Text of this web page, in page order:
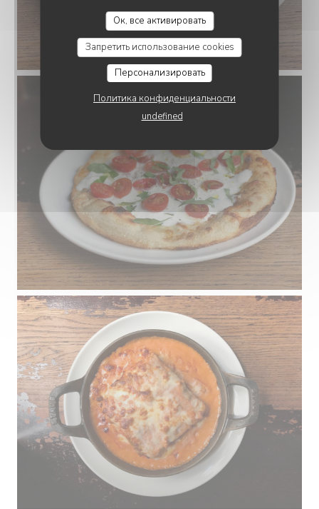
Ок, все активировать
Запретить использование cookies
Персонализировать
Политика конфиденциальности
undefined